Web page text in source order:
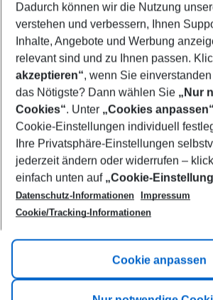
Who will travel
2 adults No children
Show more filter
Footer
Footer navigation
Title A
Link A
Dadurch können wir die Nutzung
verstehen und verbessern, Ihnen
Inhalte, Angebote und Werbung
relevant sind und zu Ihnen passen.
akzeptieren“, wenn Sie
das Nötigste? Dann wählen Sie „Nur
Cookies“. Unter „Cookies anpassen“
Cookie-Einstellungen individuell
Ihre Privatsphäre-Einstellungen
jederzeit ändern oder widerrufen –
einfach unten auf „Cookie-
Datenschutz-Informationen
Impressum
Cookie/Tracking-Informationen
Cookie anpassen